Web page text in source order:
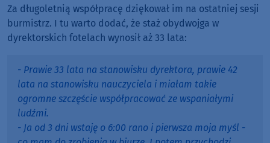
Za długoletnią współpracę dziękował im na ostatniej sesji
burmistrz. I tu warto dodać, że staż obydwojga w
dyrektorskich fotelach wynosił aż 33 lata:
- Prawie 33 lata na stanowisku dyrektora, prawie 42
lata na stanowisku nauczyciela i miałam takie
ogromne szczęście współpracować ze wspaniałymi
ludźmi.
- Ja od 3 dni wstaję o 6:00 rano i pierwsza moja myśl -